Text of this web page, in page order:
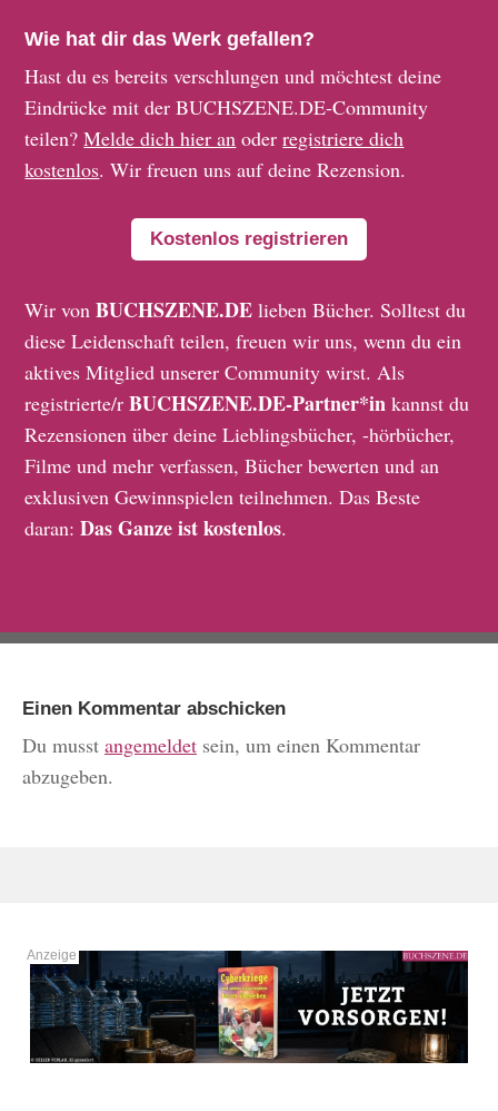
Wie hat dir das Werk gefallen?
Hast du es bereits verschlungen und möchtest deine
Eindrücke mit der BUCHSZENE.DE-Community
teilen?Melde dich hier an oderregistriere dich
kostenlos. Wir freuen uns auf deine Rezension.
Kostenlos registrieren
Wir vonBUCHSZENE.DE lieben Bücher. Solltest du
diese Leidenschaft teilen, freuen wir uns, wenn du ein
aktives Mitglied unserer Community wirst. Als
registrierte/rBUCHSZENE.DE-Partner*in kannst du
Rezensionen über deine Lieblingsbücher, -hörbücher,
Filme und mehr verfassen, Bücher bewerten und an
exklusiven Gewinnspielen teilnehmen. Das Beste
daran:Das Ganze ist kostenlos.
Einen Kommentar abschicken
Du musst angemeldet sein, um einen Kommentar
abzugeben.